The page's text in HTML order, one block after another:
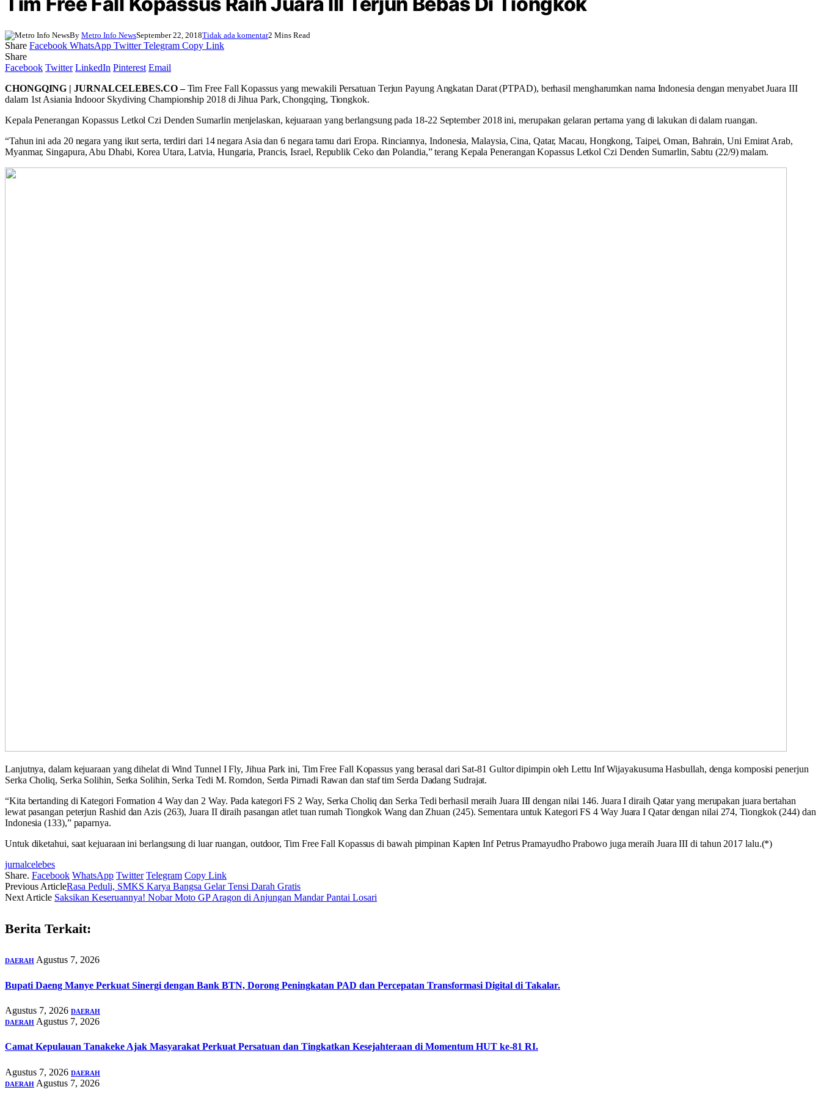
By Metro Info NewsSeptember 22, 2018Tidak ada komentar2 Mins Read
Share Facebook WhatsApp Twitter Telegram Copy Link
Share
Facebook Twitter LinkedIn Pinterest Email
CHONGQING | JURNALCELEBES.CO –Tim Free Fall Kopassus yang mewakili Persatuan Terjun Payung Angkatan Darat (PTPAD), berhasil mengharumkan nama Indonesia dengan menyabet Juara III
dalam 1st Asiania Indooor Skydiving Championship 2018 di Jihua Park, Chongqing, Tiongkok.
Kepala Penerangan Kopassus Letkol Czi Denden Sumarlin menjelaskan, kejuaraan yang berlangsung pada 18-22 September 2018 ini, merupakan gelaran pertama yang di lakukan di dalam ruangan.
“Tahun ini ada 20 negara yang ikut serta, terdiri dari 14 negara Asia dan 6 negara tamu dari Eropa. Rinciannya, Indonesia, Malaysia, Cina, Qatar, Macau, Hongkong, Taipei, Oman, Bahrain, Uni Emirat Arab,
Myanmar, Singapura, Abu Dhabi, Korea Utara, Latvia, Hungaria, Prancis, Israel, Republik Ceko dan Polandia,” terang Kepala Penerangan Kopassus Letkol Czi Denden Sumarlin, Sabtu (22/9) malam.
Lanjutnya, dalam kejuaraan yang dihelat di Wind Tunnel I Fly, Jihua Park ini, Tim Free Fall Kopassus yang berasal dari Sat-81 Gultor dipimpin oleh Lettu Inf Wijayakusuma Hasbullah, denga komposisi penerjun
Serka Choliq, Serka Solihin, Serka Solihin, Serka Tedi M. Romdon, Serda Pirnadi Rawan dan staf tim Serda Dadang Sudrajat.
“Kita bertanding di Kategori Formation 4 Way dan 2 Way. Pada kategori FS 2 Way, Serka Choliq dan Serka Tedi berhasil meraih Juara III dengan nilai 146. Juara I diraih Qatar yang merupakan juara bertahan
lewat pasangan peterjun Rashid dan Azis (263), Juara II diraih pasangan atlet tuan rumah Tiongkok Wang dan Zhuan (245). Sementara untuk Kategori FS 4 Way Juara I Qatar dengan nilai 274, Tiongkok (244) dan
Indonesia (133),” paparnya.
Untuk diketahui, saat kejuaraan ini berlangsung di luar ruangan, outdoor, Tim Free Fall Kopassus di bawah pimpinan Kapten Inf Petrus Pramayudho Prabowo juga meraih Juara III di tahun 2017 lalu.(*)
jurnalcelebes
Share. Facebook WhatsApp Twitter Telegram Copy Link
Previous ArticleRasa Peduli, SMKS Karya Bangsa Gelar Tensi Darah Gratis
Next Article Saksikan Keseruannya! Nobar Moto GP Aragon di Anjungan Mandar Pantai Losari
Berita Terkait:
DAERAH Agustus 7, 2026
Bupati Daeng Manye Perkuat Sinergi dengan Bank BTN, Dorong Peningkatan PAD dan Percepatan Transformasi Digital di Takalar.
Agustus 7, 2026 DAERAH
DAERAH Agustus 7, 2026
Camat Kepulauan Tanakeke Ajak Masyarakat Perkuat Persatuan dan Tingkatkan Kesejahteraan di Momentum HUT ke-81 RI.
Agustus 7, 2026 DAERAH
DAERAH Agustus 7, 2026